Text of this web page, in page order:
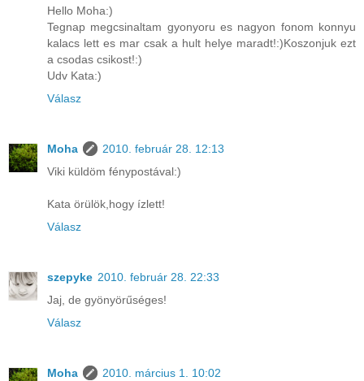
Hello Moha:)
Tegnap megcsinaltam gyonyoru es nagyon fonom konnyu
kalacs lett es mar csak a hult helye maradt!:)Koszonjuk ezt
a csodas csikost!:)
Udv Kata:)
Válasz
Moha
2010. február 28. 12:13
Viki küldöm fénypostával:)
Kata örülök,hogy ízlett!
Válasz
szepyke 2010. február 28. 22:33
Jaj, de gyönyörűséges!
Válasz
Moha
2010. március 1. 10:02